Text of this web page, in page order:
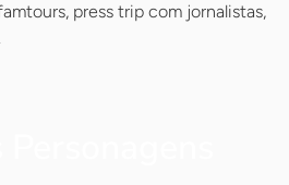
press trip com jornalistas,